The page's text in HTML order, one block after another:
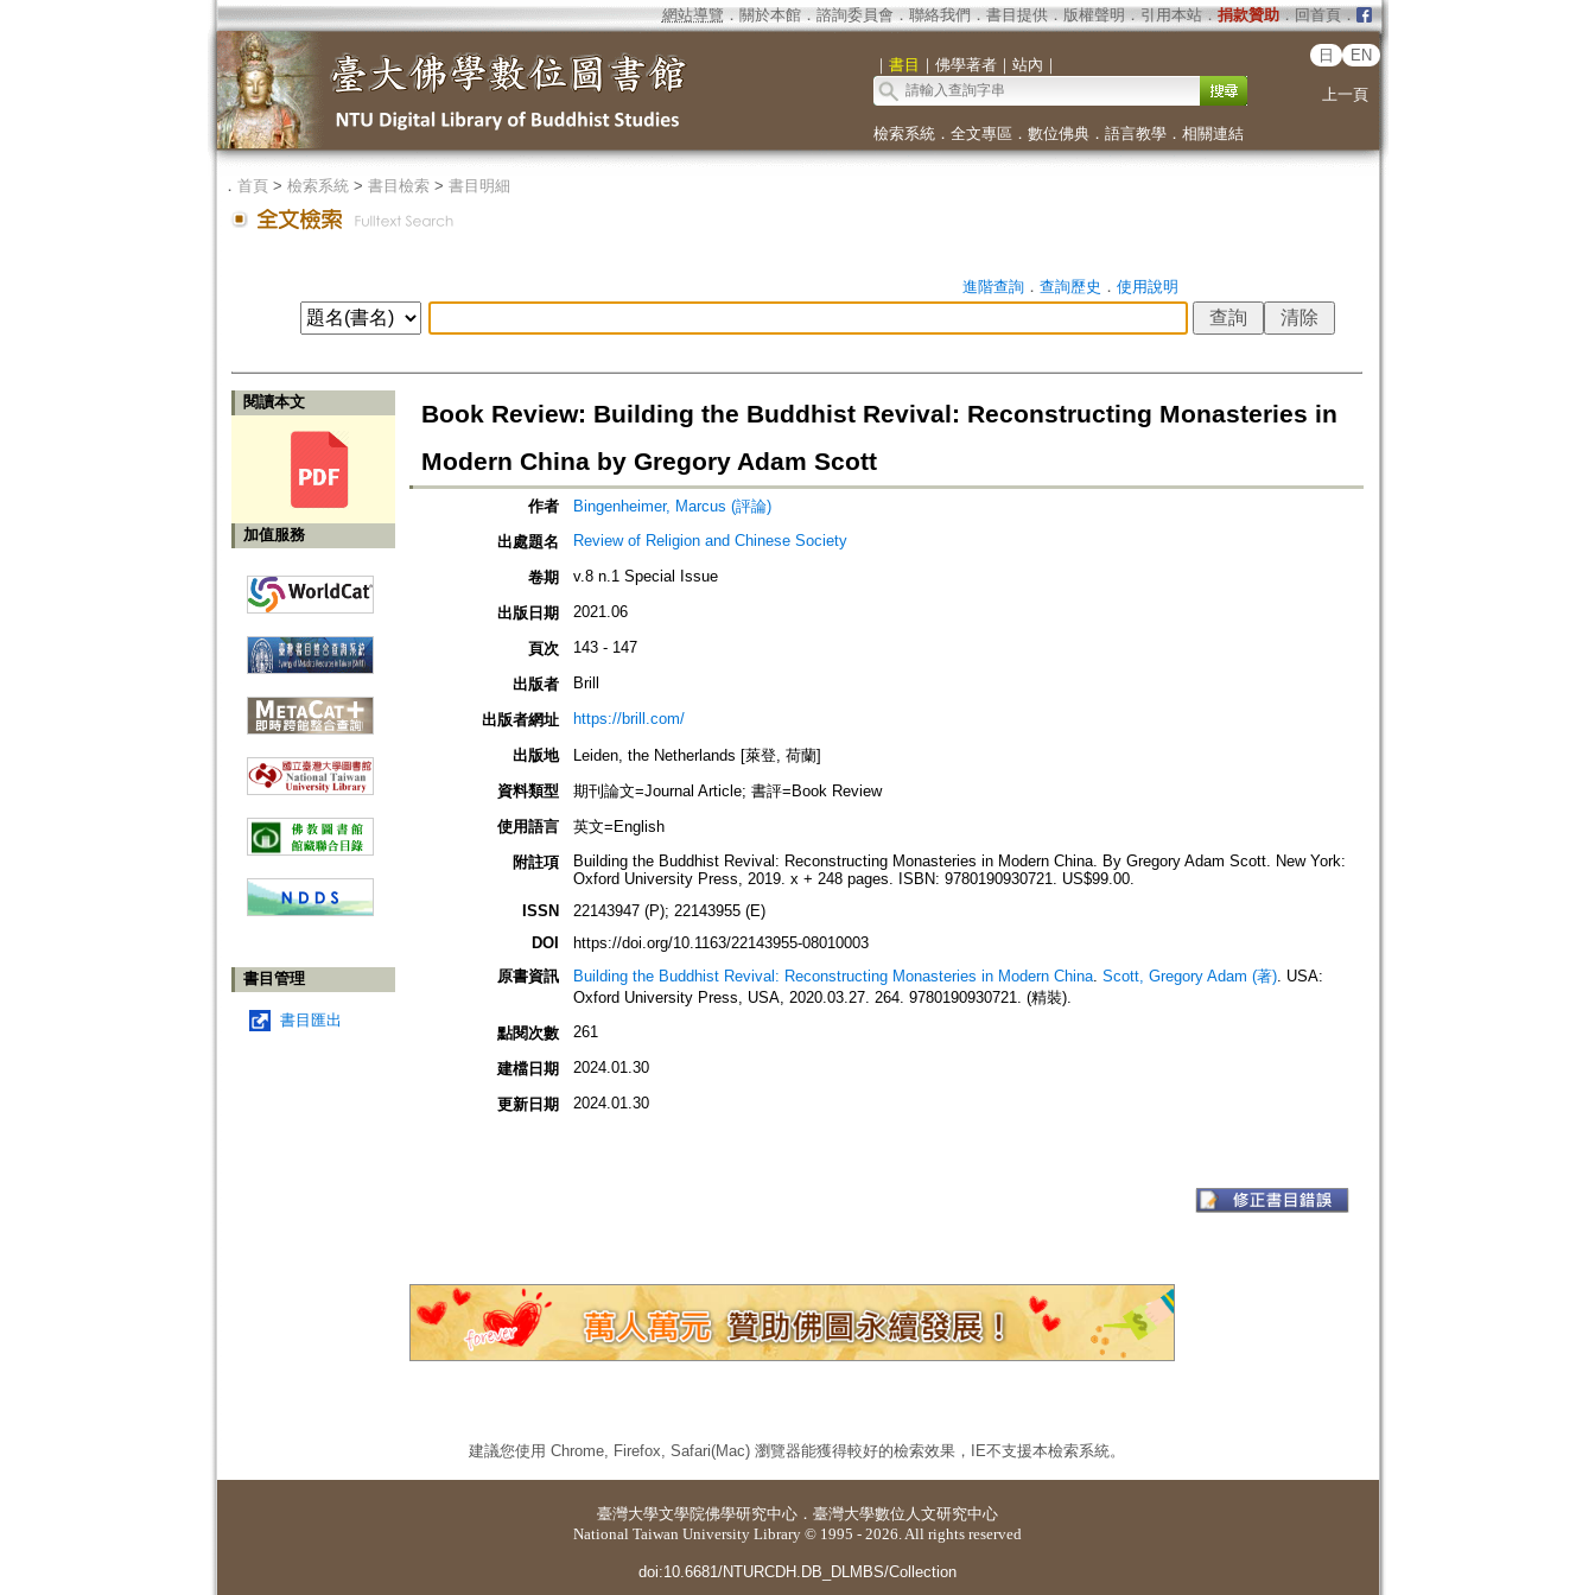
網站導覽 ． 關於本館． 諮詢委員會． 聯絡我們 ． 書目提供． 版權聲明 ． 引用本站． 捐款贊助．回首頁．
｜ 書目 ｜ 佛學著者｜ 站內 ｜
日 EN
上一頁
檢索系統． 全文專區 ． 數位佛典． 語言教學． 相關連結
． 首頁> 檢索系統> 書目檢索> 書目明細
進階查詢． 查詢歷史 ． 使用說明
閱讀本文
加值服務
書目管理
書目匯出
Book Review: Building the Buddhist Revival: Reconstructing Monasteries in
Modern China by Gregory Adam Scott
作者
Bingenheimer, Marcus (評論)
出處題名
Review of Religion and Chinese Society
卷期 v.8 n.1 Special Issue
出版日期 2021.06
頁次 143 - 147
出版者 Brill
出版者網址 https://brill.com/
出版地
Leiden, the Netherlands [萊登, 荷蘭]
資料類型
期刊論文=Journal Article; 書評=Book Review
使用語言
英文=English
附註項
Building the Buddhist Revival: Reconstructing Monasteries in Modern China. By Gregory Adam Scott. New York:
Oxford University Press, 2019. x + 248 pages. ISBN: 9780190930721. US$99.00.
ISSN
22143947 (P); 22143955 (E)
DOI
https://doi.org/10.1163/22143955-08010003
原書資訊
Building the Buddhist Revival: Reconstructing Monasteries in Modern China. Scott, Gregory Adam (著). USA:
Oxford University Press, USA, 2020.03.27. 264. 9780190930721. (精裝).
點閱次數
261
建檔日期 2024.01.30
更新日期 2024.01.30
建議您使用 Chrome, Firefox, Safari(Mac) 瀏覽器能獲得較好的檢索效果，IE不支援本檢索系統。
臺灣大學文學院佛學研究中心 ． 臺灣大學數位人文研究中心
National Taiwan University Library © 1995 - 2026. All rights reserved
doi:10.6681/NTURCDH.DB_DLMBS/Collection